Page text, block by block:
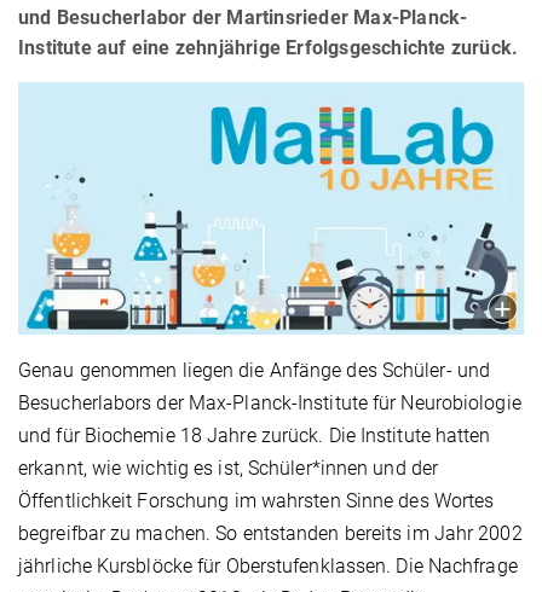
und Besucherlabor der Martinsrieder Max-Planck-
Institute auf eine zehnjährige Erfolgsgeschichte zurück.
Genau genommen liegen die Anfänge des Schüler- und
Besucherlabors der Max-Planck-Institute für Neurobiologie
und für Biochemie 18 Jahre zurück. Die Institute hatten
erkannt, wie wichtig es ist, Schüler*innen und der
Öffentlichkeit Forschung im wahrsten Sinne des Wortes
begreifbar zu machen. So entstanden bereits im Jahr 2002
jährliche Kursblöcke für Oberstufenklassen. Die Nachfrage